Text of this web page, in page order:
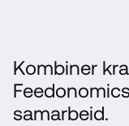
Kombiner
samarbeid.